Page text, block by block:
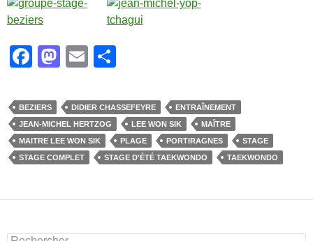
F
c
e
b
o
M
st
o
d
o
E
ail ta
g
er
BEZIERS DIDIER CHASSEFEYRE
ENTRAÎNEMENT
JEAN-MICHEL HERTZOG
LEE WON SIK
MAÎTRE
MAITRE LEE WON SIK
PLAGE PORTIRAGNES
STAGE
STAGE COMPLET
STAGE D'ÉTÉ TAEKWONDO TAEKWONDO
Rechercher :